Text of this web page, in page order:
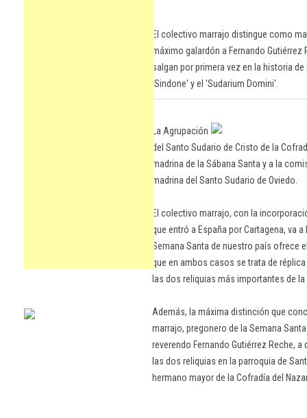
El colectivo marrajo distingue como
máximo galardón a Fernando
salgan por primera vez en la historia
'Sindone' y el 'Sudarium Domini'.
La Agrupación
del Santo Sudario de Cristo de la
madrina de la Sábana Santa y a la
madrina del Santo Sudario de Oviedo.
El colectivo marrajo, con la
que entró a España por Cartagena, va
Semana Santa de nuestro país ofrece
que en ambos casos se trata de
las dos reliquias más importantes de
Además, la máxima distinción que
marrajo, pregonero de la Semana
reverendo Fernando Gutiérrez Reche,
las dos reliquias en la parroquia de
hermano mayor de la Cofradía del